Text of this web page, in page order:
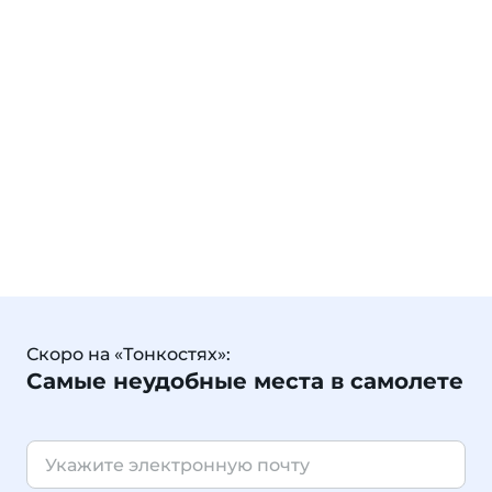
Скоро на «Тонкостях»:
Самые неудобные места в самолете